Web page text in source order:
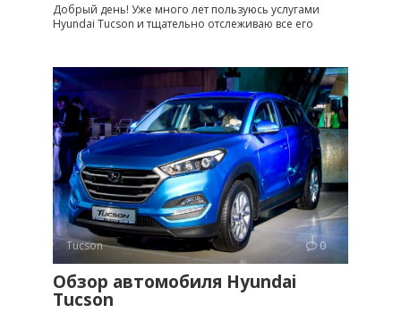
Добрый день! Уже много лет пользуюсь услугами
Hyundai Tucson и тщательно отслеживаю все его
Tucson 0
Обзор автомобиля Hyundai
Tucson